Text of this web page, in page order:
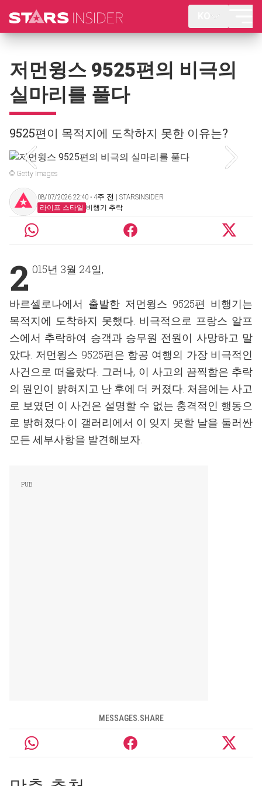
저먼윙스 9525편의 비극의
실마리를 풀다
9525편이 목적지에 도착하지 못한 이유는?
© Getty Images
08/07/2026 22:40 ‧ 4주 전 | STARSINSIDER
라이프 스타일 비행기 추락
2 015년 3월 24일,
바르셀로나에서 출발한 저먼윙스 9525편 비행기는
목적지에 도착하지 못했다. 비극적으로 프랑스 알프
스에서 추락하여 승객과 승무원 전원이 사망하고 말
았다. 저먼윙스 9525편은 항공 여행의 가장 비극적인
사건으로 떠올랐다. 그러나, 이 사고의 끔찍함은 추락
의 원인이 밝혀지고 난 후에 더 커졌다. 처음에는 사고
로 보였던 이 사건은 설명할 수 없는 충격적인 행동으
로 밝혀졌다.이 갤러리에서 이 잊지 못할 날을 둘러싼
모든 세부사항을 발견해보자.
MESSAGES.SHARE